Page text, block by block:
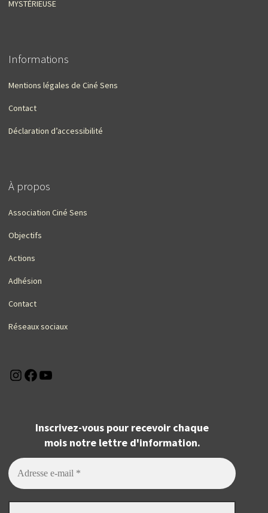
MYSTÉRIEUSE
Informations
Mentions légales de Ciné Sens
Contact
Déclaration d’accessibilité
À propos
Association Ciné Sens
Objectifs
Actions
Adhésion
Contact
Réseaux sociaux
Instagram
Facebook
Inscrivez-vous pour recevoir chaque
mois notre lettre d'information.